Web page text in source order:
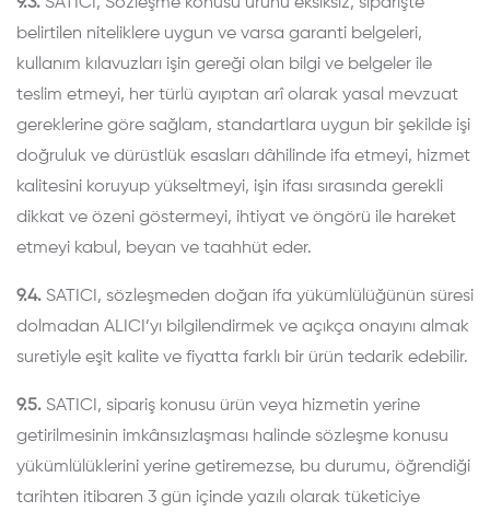
belirtilen niteliklere uygun ve varsa garanti belgeleri,
kullanım kılavuzları işin gereği olan bilgi ve belgeler ile
teslim etmeyi, her türlü ayıptan arî olarak yasal mevzuat
gereklerine göre sağlam, standartlara uygun bir şekilde işi
doğruluk ve dürüstlük esasları dâhilinde ifa etmeyi, hizmet
kalitesini koruyup yükseltmeyi, işin ifası sırasında gerekli
dikkat ve özeni göstermeyi, ihtiyat ve öngörü ile hareket
etmeyi kabul, beyan ve taahhüt eder.
9.4. SATICI, sözleşmeden doğan ifa yükümlülüğünün süresi
dolmadan ALICI’yı bilgilendirmek ve açıkça onayını almak
suretiyle eşit kalite ve fiyatta farklı bir ürün tedarik edebilir.
9.5. SATICI, sipariş konusu ürün veya hizmetin yerine
getirilmesinin imkânsızlaşması halinde sözleşme konusu
yükümlülüklerini yerine getiremezse, bu durumu, öğrendiği
tarihten itibaren 3 gün içinde yazılı olarak tüketiciye